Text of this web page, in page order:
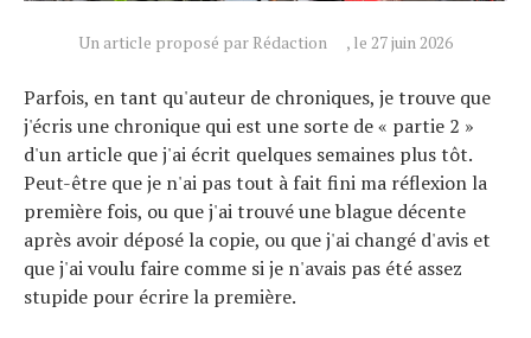
Un article proposé par Rédaction , le 27 juin 2026
Parfois, en tant qu'auteur de chroniques, je trouve que
j'écris une chronique qui est une sorte de « partie 2 »
d'un article que j'ai écrit quelques semaines plus tôt.
Peut-être que je n'ai pas tout à fait fini ma réflexion la
première fois, ou que j'ai trouvé une blague décente
après avoir déposé la copie, ou que j'ai changé d'avis et
que j'ai voulu faire comme si je n'avais pas été assez
stupide pour écrire la première.